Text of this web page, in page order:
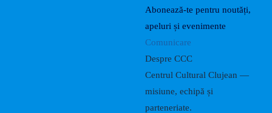
Abonează-te pentru noutăți,
apeluri și evenimente
Comunicare
Despre CCC
Centrul Cultural Clujean —
misiune, echipă și
parteneriate.